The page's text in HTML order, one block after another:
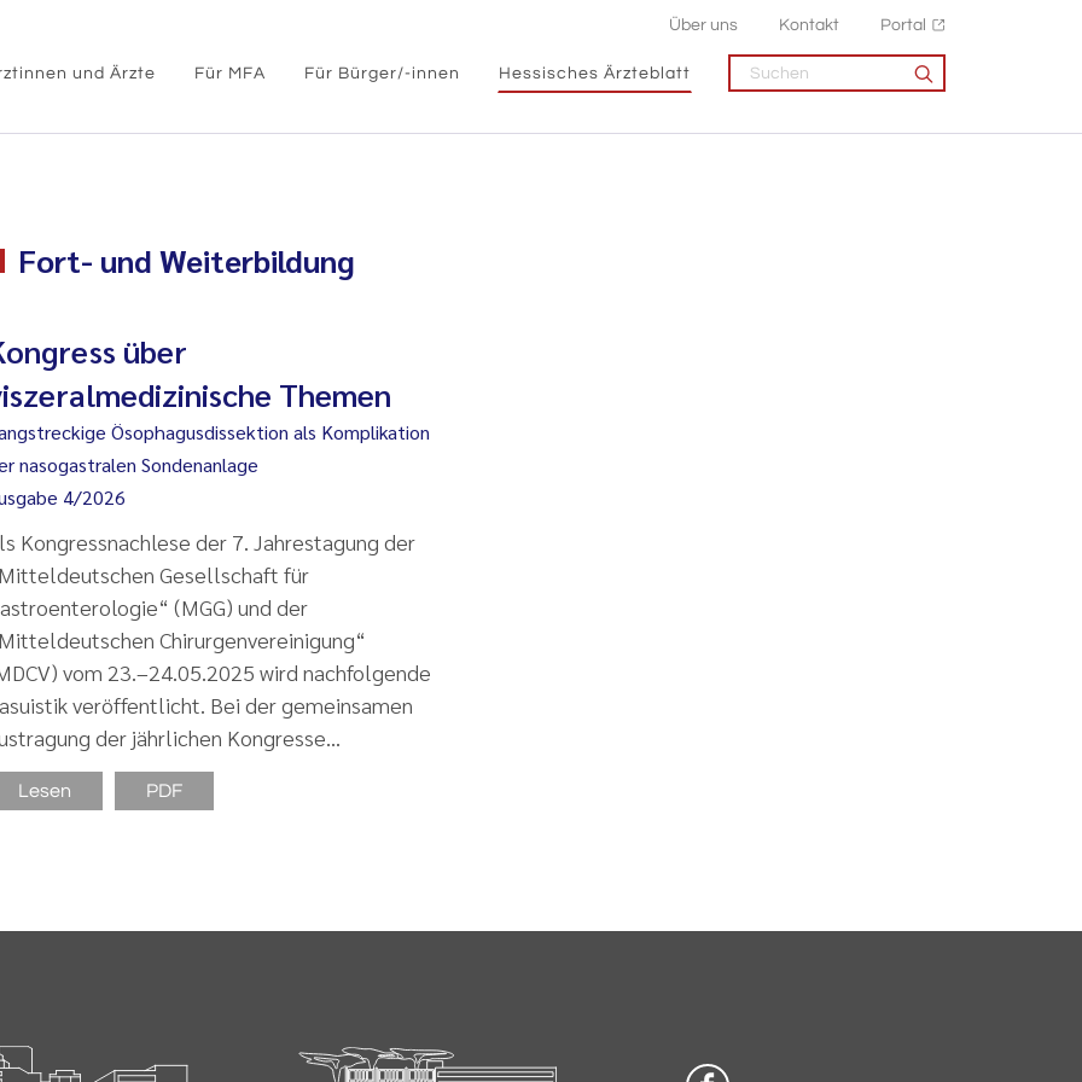
Über uns Kontakt Portal
und Ärzte Für MFA Für Bürger/-innen Hessisches Ärzteblatt
Fort- und Weiterbildung
über
Themen
Ösophagusdissektion als Komplikation
nasogastralen Sondenanlage
4/2026
Kongressnachlese der 7. Jahrestagung der
Gesellschaft für
(MGG) und der
Chirurgenvereinigung“
vom 23.–24.05.2025 wird nachfolgende
veröffentlicht. Bei der gemeinsamen
der jährlichen Kongresse…
Lesen PDF